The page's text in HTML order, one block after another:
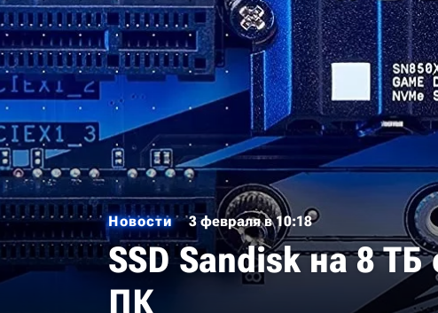
Новости 3 февраля в 10:18
SSD Sandisk на 8
ПК